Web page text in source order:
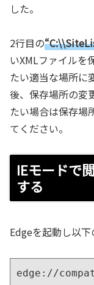
した。
2行目の
いXMLファイルを
たい適当な場所に
後、保存場所の変
たい場合は保存場
てください。
IEモードで
する
Edgeを起動し以下
edge://